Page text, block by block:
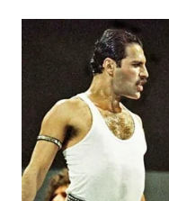
PURWAKARTA
WN
PRIANGAN
TIMUR